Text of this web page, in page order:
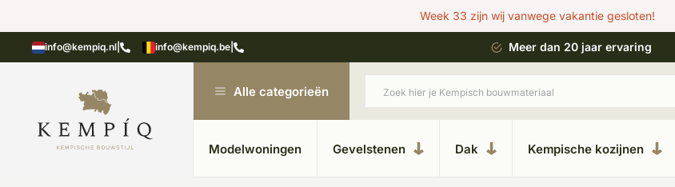
Week 33 zijn wij vanwege vakantie gesloten!
info@kempiq.nl info@kempiq.be
in kempische bouwstijl Uitgebreide showroom in
Alle categorieën
Modelwoningen Gevelstenen Dak Kempische kozijnen